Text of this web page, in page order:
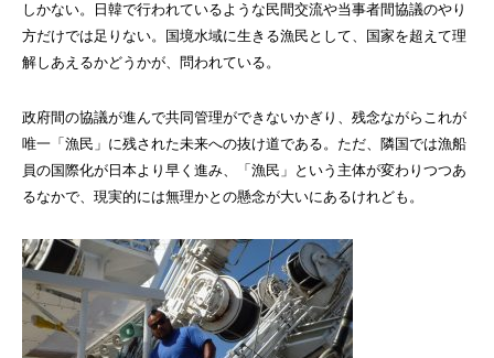
しかない。日韓で行われているような民間交流や当事者間協議のやり
方だけでは足りない。国境水域に生きる漁民として、国家を超えて理
解しあえるかどうかが、問われている。
政府間の協議が進んで共同管理ができないかぎり、残念ながらこれが
唯一「漁民」に残された未来への抜け道である。ただ、隣国では漁船
員の国際化が日本より早く進み、「漁民」という主体が変わりつつあ
るなかで、現実的には無理かとの懸念が大いにあるけれども。